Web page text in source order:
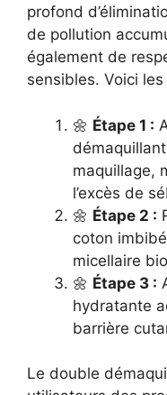
profond
de pollution
également de
sensibles. Voici
🌼 Étape 1 :
maquillage,
l’excès de
🌼 Étape 2 :
coton imbibé
micellaire
🌼 Étape 3 :
hydratante
barrière
Le double